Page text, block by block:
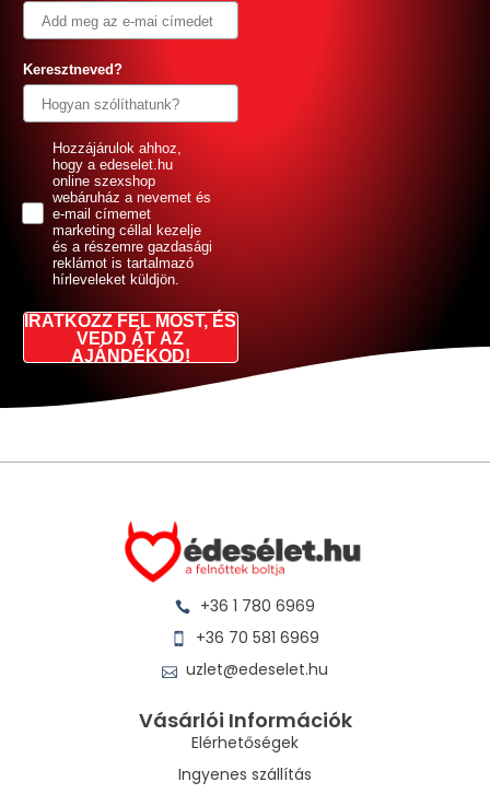
Keresztneved?
GDPRHozzájárulok ahhoz,
hogy a edeselet.hu
online szexshop
webáruház a nevemet és
e-mail címemet
marketing céllal kezelje
és a részemre gazdasági
reklámot is tartalmazó
hírleveleket küldjön.
IRATKOZZ FEL MOST, ÉS
VEDD ÁT AZ
AJÁNDÉKOD!
+36 1 780 6969
+36 70 581 6969
uzlet@edeselet.hu
Vásárlói Információk
Elérhetőségek
Ingyenes szállítás